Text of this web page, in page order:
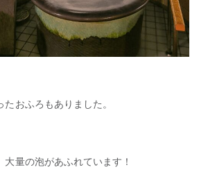
おふろもありました。
大量の泡があふれています！